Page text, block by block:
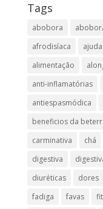
Tags
abobora
afrodisíaca
alimentação
anti-inflamatórias
antiespasmódica
beneficios da
carminativa
chá
digestiva
diuréticas​
dores
fadiga
favas